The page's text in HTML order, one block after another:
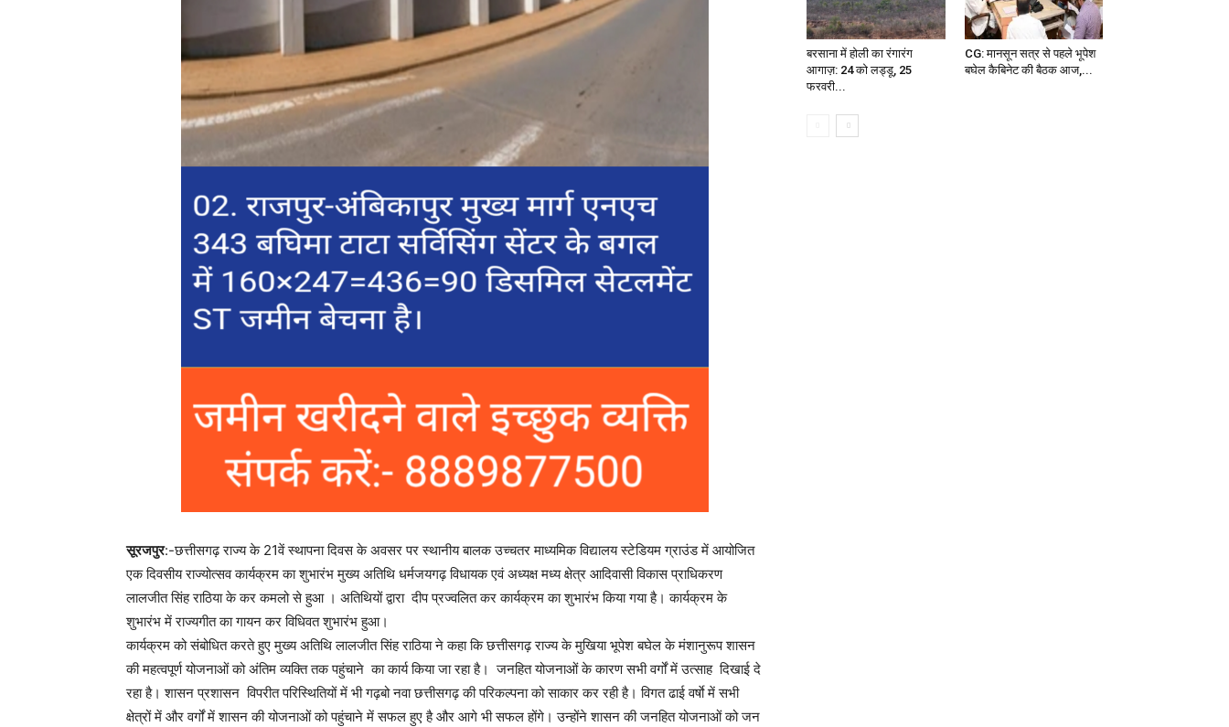
सूरजपुर:-छत्तीसगढ़ राज्य के 21वें स्थापना दिवस के अवसर पर स्थानीय बालक उच्चतर माध्यमिक विद्यालय स्टेडियम ग्राउंड में आयोजित
एक दिवसीय राज्योत्सव कार्यक्रम का शुभारंभ मुख्य अतिथि धर्मजयगढ़ विधायक एवं अध्यक्ष मध्य क्षेत्र आदिवासी विकास प्राधिकरण
लालजीत सिंह राठिया के कर कमलो से हुआ । अतिथियों द्वारा दीप प्रज्वलित कर कार्यक्रम का शुभारंभ किया गया है। कार्यक्रम के
शुभारंभ में राज्यगीत का गायन कर विधिवत शुभारंभ हुआ।
कार्यक्रम को संबोधित करते हुए मुख्य अतिथि लालजीत सिंह राठिया ने कहा कि छत्तीसगढ़ राज्य के मुखिया भूपेश बघेल के मंशानुरूप शासन
की महत्वपूर्ण योजनाओं को अंतिम व्यक्ति तक पहुंचाने का कार्य किया जा रहा है। जनहित योजनाओं के कारण सभी वर्गों में उत्साह दिखाई दे
रहा है। शासन प्रशासन विपरीत परिस्थितियों में भी गढ़बो नवा छत्तीसगढ़ की परिकल्पना को साकार कर रही है। विगत ढाई वर्षाे में सभी
क्षेत्रों में और वर्गों में शासन की योजनाओं को पहुंचाने में सफल हुए है और आगे भी सफल होंगे। उन्होंने शासन की जनहित योजनाओं को जन
बरसाना में होली का रंगारंग
आगाज़: 24 को लड्डू, 25
फरवरी...
CG: मानसून सत्र से पहले भूपेश
बघेल कैबिनेट की बैठक आज,...